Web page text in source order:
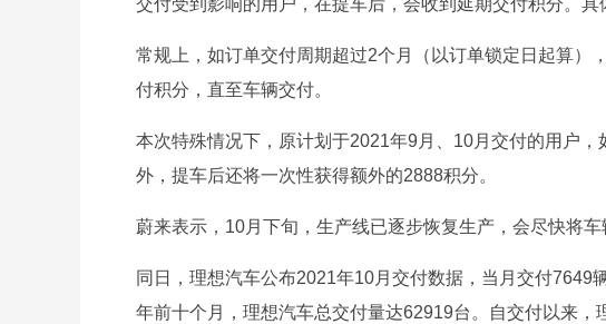
交付受到影响的用户，在提车后，会收到延期交付积分。具
常规上，如订单交付周期超过2个月（以订单锁定日起算）
付积分，直至车辆交付。
本次特殊情况下，原计划于2021年9月、10月交付的用户
外，提车后还将一次性获得额外的2888积分。
蔚来表示，10月下旬，生产线已逐步恢复生产，会尽快将车
同日，理想汽车公布2021年10月交付数据，当月交付7649
年前十个月，理想汽车总交付量达62919台。自交付以来